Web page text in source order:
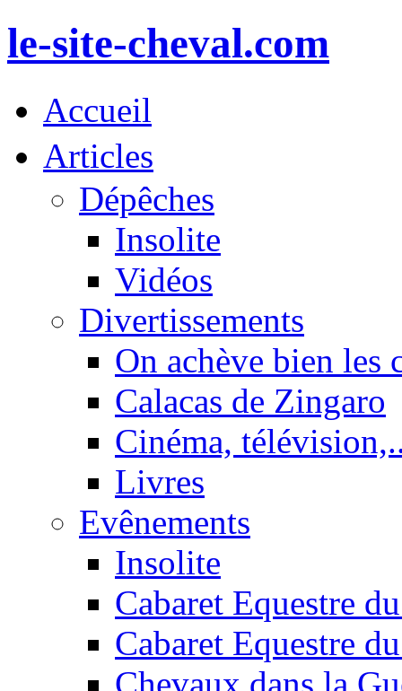
le-site-cheval.com
Accueil
Articles
Dépêches
Insolite
Vidéos
Divertissements
On achève bien les
Calacas de Zingaro
Cinéma,
Livres
Evênements
Insolite
Cabaret Equestre
Cabaret Equestre
Chevaux dans la